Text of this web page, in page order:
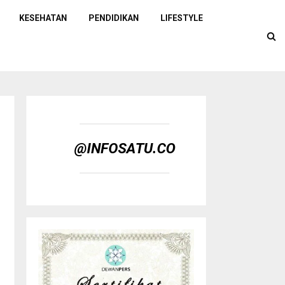
KESEHATAN PENDIDIKAN LIFESTYLE
@INFOSATU.CO